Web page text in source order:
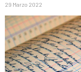
29 Marzo 2022